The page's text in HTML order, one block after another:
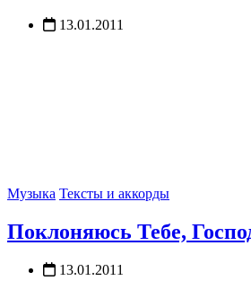
13.01.2011
Музыка Тексты и аккорды
Поклоняюсь Тебе,
13.01.2011